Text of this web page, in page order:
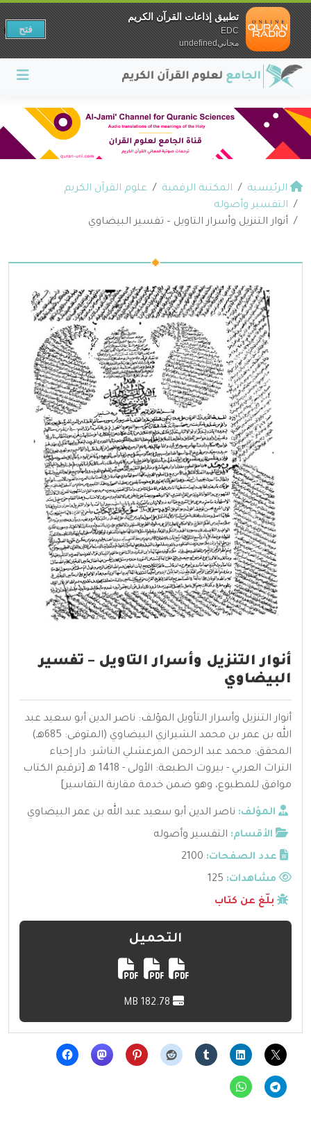
الرئيسية المكتبة الرقمية
علوم القرآن الكريم
التفسير وأصوله
أنوار التنزيل وأسرار التاويل – تفسير البيضاوي
أنوار التنزيل وأسرار التاويل – تفسير
البيضاوي
أنوار التنزيل وأسرار التأويل المؤلف: ناصر الدين أبو سعيد عبد
الله بن عمر بن محمد الشيرازي البيضاوي (المتوفى: 685هـ)
المحقق: محمد عبد الرحمن المرعشلي الناشر: دار إحياء
التراث العربي - بيروت الطبعة: الأولى - 1418 هـ [ترقيم الكتاب
موافق للمطبوع، وهو ضمن خدمة مقارنة التفاسير]
المؤلف: ناصر الدين أبو سعيد عبد الله بن عمر البيضاوي
الأقسام: التفسير وأصوله
عدد الصفحات: 2100
مشاهدات:
بلّغ عن كتاب
التحميل
تطبيق إذاعات القرآن الكريم
EDC
مجانيundefined
فتح